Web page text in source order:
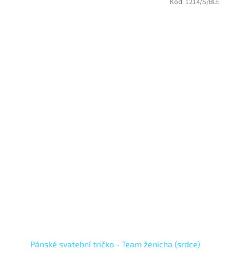
Pánské svatební tričko - Team ženicha (srdce)
Kód: 1214/S/BLE